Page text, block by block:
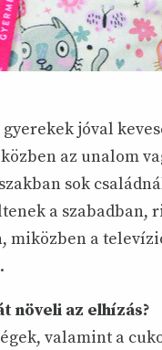
jóval
az unalom
sok
a szabadban,
miközben a
növeli az elhízás?
valamint a